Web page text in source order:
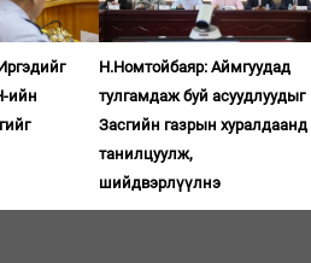
ийн
Н.Номтойбаяр: Аймгуудад
тулгамдаж буй асуудлуудыг
Засгийн газрын хуралдаанд
танилцуулж,
шийдвэрлүүлнэ